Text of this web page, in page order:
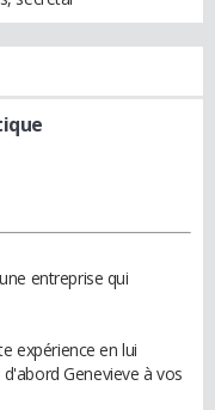
entreprise qui
expérience en lui
Genevieve à vos